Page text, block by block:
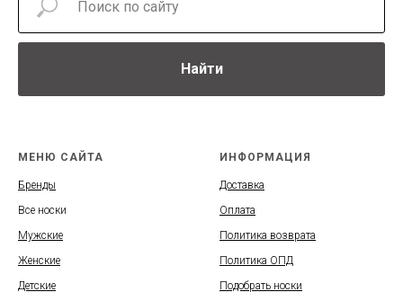
Найти
МЕНЮ САЙТА
Бренды
Все носки
Мужские
Женские
Детские
ИНФОРМАЦИЯ
Доставка
Оплата
Политика возврата
Политика ОПД
Подобрать носки